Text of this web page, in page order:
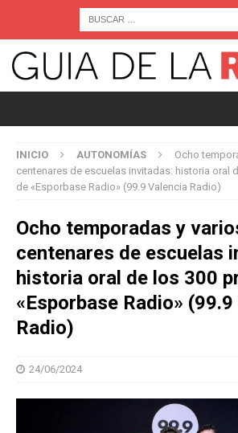
INICIO AUTONOMÍAS
Ocho
centenares de escuelas invitadas: historia oral
de «Esporbase Radio» (99.9 Valencia Radio)
Ocho temporadas y
centenares de escuelas
historia oral de los 300
«Esporbase Radio»
Radio)
24/06/2024